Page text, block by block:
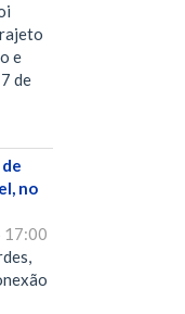
e
de
no
17:00